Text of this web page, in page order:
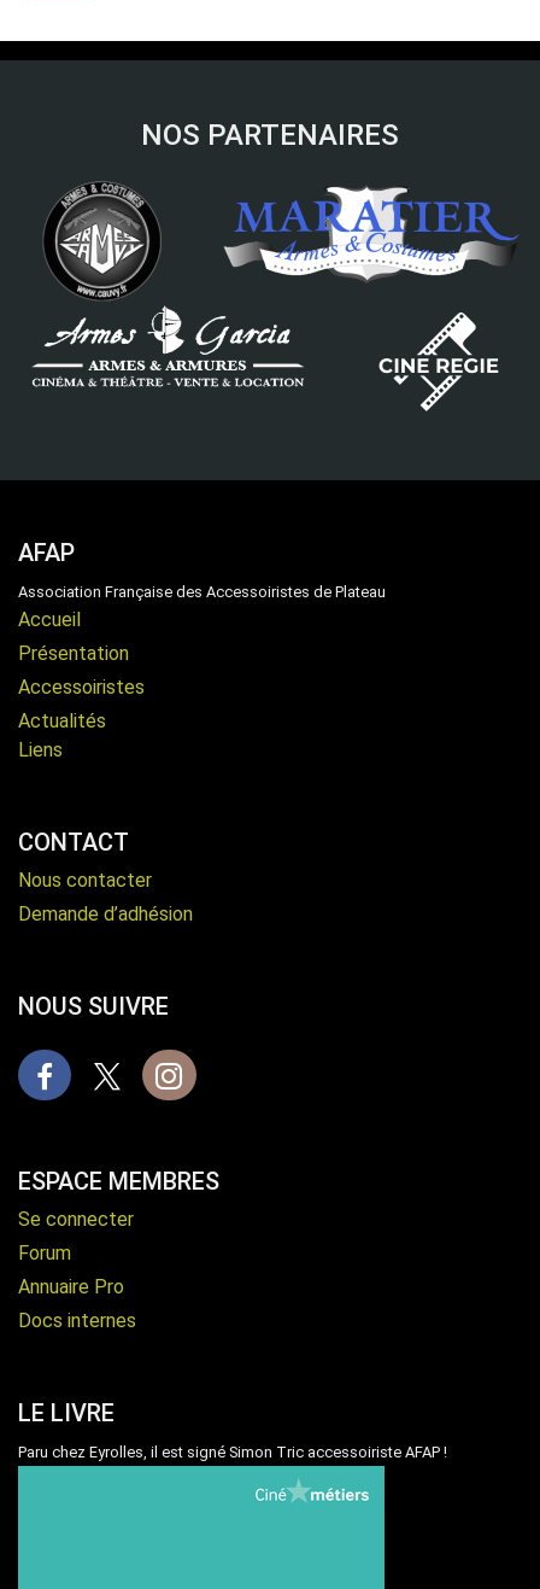
NOS PARTENAIRES
AFAP
Association Française des Accessoiristes de Plateau
Accueil
Présentation
Accessoiristes
Actualités
Liens
CONTACT
Nous contacter
Demande d’adhésion
NOUS SUIVRE
ESPACE MEMBRES
Se connecter
Forum
Annuaire Pro
Docs internes
LE LIVRE
Paru chez Eyrolles, il est signé Simon Tric accessoiriste AFAP !